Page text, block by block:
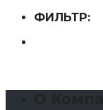
ФИЛЬТР: